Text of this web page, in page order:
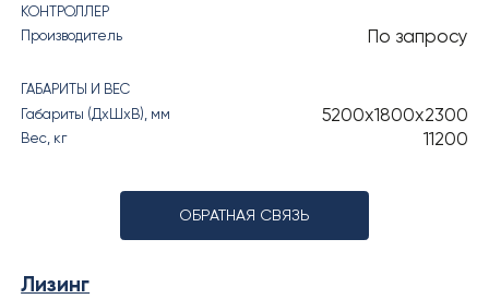
КОНТРОЛЛЕР
Производитель
По запросу
ГАБАРИТЫ И ВЕС
Габариты (ДхШхВ), мм
5200х1800х2300
Вес, кг 11200
ОБРАТНАЯ СВЯЗЬ
Лизинг